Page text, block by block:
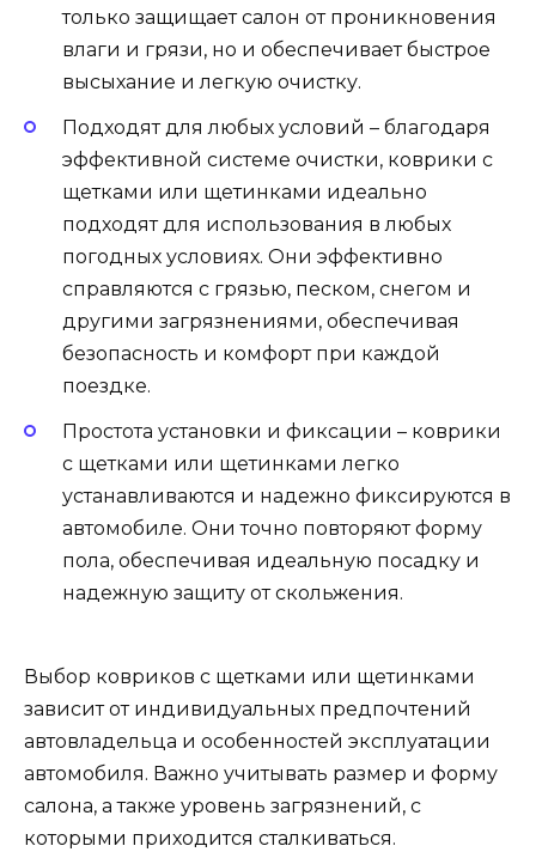
только защищает салон от проникновения
влаги и грязи, но и обеспечивает быстрое
высыхание и легкую очистку.
Подходят для любых условий – благодаря
эффективной системе очистки, коврики с
щетками или щетинками идеально
подходят для использования в любых
погодных условиях. Они эффективно
справляются с грязью, песком, снегом и
другими загрязнениями, обеспечивая
безопасность и комфорт при каждой
поездке.
Простота установки и фиксации – коврики
с щетками или щетинками легко
устанавливаются и надежно фиксируются в
автомобиле. Они точно повторяют форму
пола, обеспечивая идеальную посадку и
надежную защиту от скольжения.
Выбор ковриков с щетками или щетинками
зависит от индивидуальных предпочтений
автовладельца и особенностей эксплуатации
автомобиля. Важно учитывать размер и форму
салона, а также уровень загрязнений, с
которыми приходится сталкиваться.